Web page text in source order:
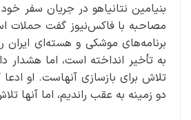
بنیامین نتانیاهو در جریان سفر
مصاحبه با فاکس‌نیوز گفت‌ حملات
برنامه‌های موشکی و هسته‌ای ایران
به تأخیر انداخته است، اما هشدار
تلاش برای بازسازی آنهاست. او ادعا
دو زمینه به عقب راندیم، اما آنها